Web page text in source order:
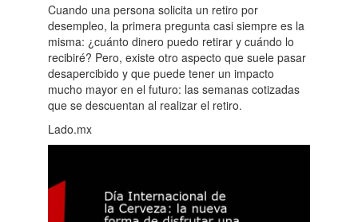
Cuando una persona solicita un retiro por
desempleo, la primera pregunta casi siempre es la
misma: ¿cuánto dinero puedo retirar y cuándo lo
recibiré? Pero, existe otro aspecto que suele pasar
desapercibido y que puede tener un impacto
mucho mayor en el futuro: las semanas cotizadas
que se descuentan al realizar el retiro.
Lado.mx